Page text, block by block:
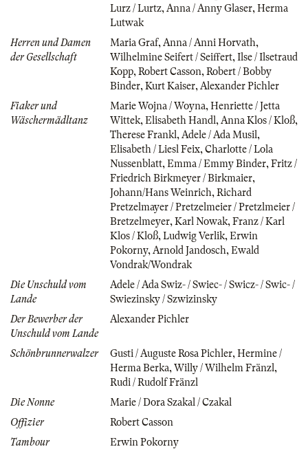
Lurz / Lurtz, Anna / Anny Glaser, Herma
Lutwak
Herren und Damen
der Gesellschaft
Maria Graf, Anna / Anni Horvath,
Wilhelmine Seifert / Seiffert, Ilse / Ilsetraud
Kopp, Robert Casson, Robert / Bobby
Binder, Kurt Kaiser, Alexander Pichler
Fiaker und
Wäschermädltanz
Marie Wojna / Woyna, Henriette / Jetta
Wittek, Elisabeth Handl , Anna Klos / Kloß,
Therese Frankl , Adele / Ada Musil ,
Elisabeth / Liesl Feix, Charlotte / Lola
Nussenblatt, Emma / Emmy Binder, Fritz /
Friedrich Birkmeyer / Birkmaier,
Johann/Hans Weinrich, Richard
Pretzelmayer / Pretzelmeier / Pretzlmeier /
Bretzelmeyer, Karl Nowak, Franz / Karl
Klos / Kloß, Ludwig Verlik, Erwin
Pokorny, Arnold Jandosch, Ewald
Vondrak/Wondrak
Die Unschuld vom
Lande
Adele / Ada Swiz- / Swiec- / Swicz- / Swic- /
Swiezinsky / Szwizinsky
Der Bewerber der
Unschuld vom Lande
Alexander Pichler
Schönbrunnerwalzer Gusti / Auguste Rosa Pichler, Hermine /
Herma Berka, Willy / Wilhelm Fränzl ,
Rudi / Rudolf Fränzl
Die Nonne
Marie / Dora Szakal / Czakal
Offizier
Robert Casson
Tambour
Erwin Pokorny